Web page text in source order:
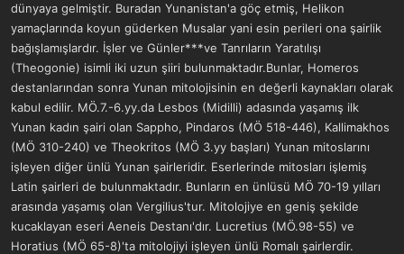
dünyaya gelmiştir. Buradan Yunanistan'a göç etmiş, Helikon
yamaçlarında koyun güderken Musalar yani esin perileri ona şairlik
bağışlamışlardır. İşler ve Günler***ve Tanrıların Yaratılışı
(Theogonie) isimli iki uzun şiiri bulunmaktadır.Bunlar, Homeros
destanlarından sonra Yunan mitolojisinin en değerli kaynakları olarak
kabul edilir. MÖ.7.-6.yy.da Lesbos (Midilli) adasında yaşamış ilk
Yunan kadın şairi olan Sappho, Pindaros (MÖ 518-446), Kallimakhos
(MÖ 310-240) ve Theokritos (MÖ 3.yy başları) Yunan mitoslarını
işleyen diğer ünlü Yunan şairleridir. Eserlerinde mitosları işlemiş
Latin şairleri de bulunmaktadır. Bunların en ünlüsü MÖ 70-19 yılları
arasında yaşamış olan Vergilius'tur. Mitolojiye en geniş şekilde
kucaklayan eseri Aeneis Destanı'dır. Lucretius (MÖ.98-55) ve
Horatius (MÖ 65-8)'ta mitolojiyi işleyen ünlü Romalı şairlerdir.